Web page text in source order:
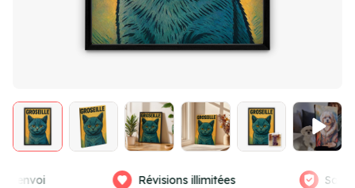
Satisfaction garantie